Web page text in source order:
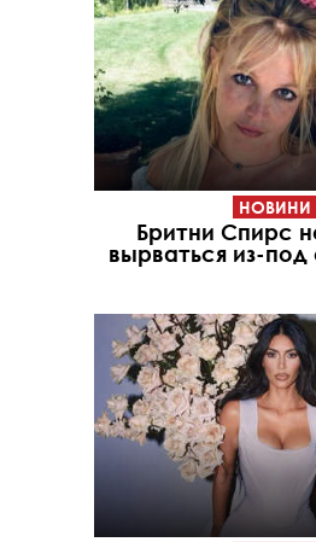
НОВИНИ
Бритни Спирс
вырваться из-